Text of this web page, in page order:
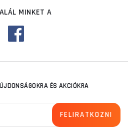
MINKET A
ÉS AKCIÓKRA